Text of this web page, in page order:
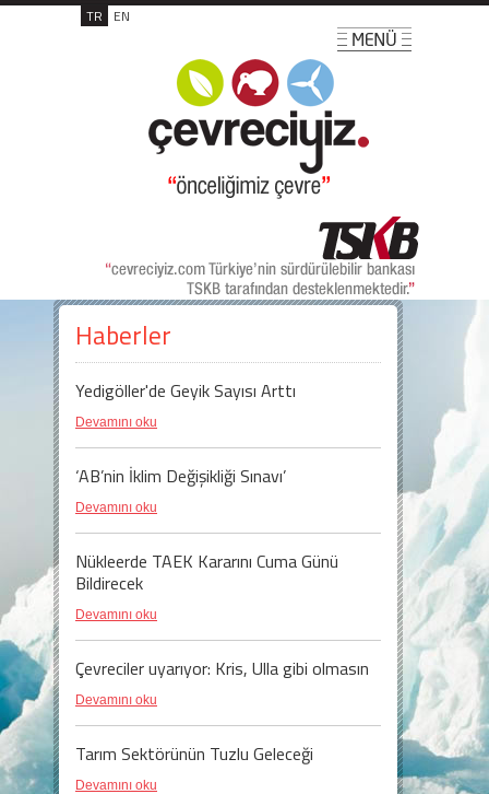
TR EN
Haberler
Yedigöller'de Geyik Sayısı Arttı
Devamını oku
‘AB’nin İklim Değişikliği Sınavı’
Devamını oku
Nükleerde TAEK Kararını Cuma Günü
Bildirecek
Devamını oku
Çevreciler uyarıyor: Kris, Ulla gibi olmasın
Devamını oku
Tarım Sektörünün Tuzlu Geleceği
Devamını oku